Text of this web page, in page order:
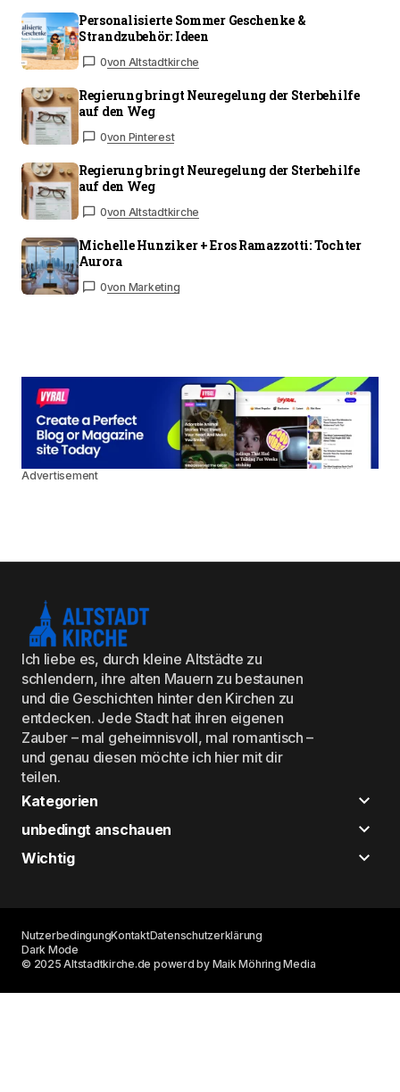
Personalisierte Sommer Geschenke &
Strandzubehör: Ideen
0von Altstadtkirche
Regierung bringt Neuregelung der Sterbehilfe
auf den Weg
0von Pinterest
Regierung bringt Neuregelung der Sterbehilfe
auf den Weg
0von Altstadtkirche
Michelle Hunziker + Eros Ramazzotti: Tochter
Aurora
0von Marketing
Advertisement
Ich liebe es, durch kleine Altstädte zu
schlendern, ihre alten Mauern zu bestaunen
und die Geschichten hinter den Kirchen zu
entdecken. Jede Stadt hat ihren eigenen
Zauber – mal geheimnisvoll, mal romantisch –
und genau diesen möchte ich hier mit dir
teilen.
Kategorien
unbedingt anschauen
Wichtig
© 2025 Altstadtkirche.de powerd by Maik Möhring Media
NutzerbedingungKontaktDatenschutzerklärung
Dark Mode